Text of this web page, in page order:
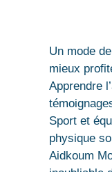
Un mode
mieux
Apprendre
Sport et
physique
Aidkoum